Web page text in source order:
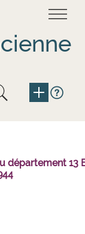
département